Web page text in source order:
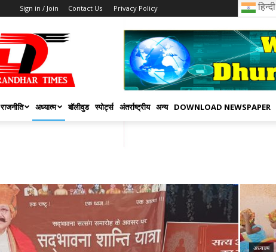
Sign in / Join Contact Us Privacy Policy हिन्दी
DHURANDHAR
TIMES
राजनीति अध्यात्म बॉलीवुड स्पोर्ट्स अंतर्राष्ट्रीय अन्य DOWNLOAD NEWSPAPER
अध्यात्म